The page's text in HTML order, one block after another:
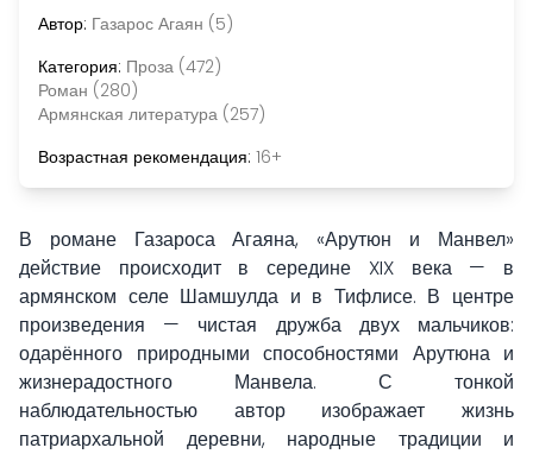
Автор: Газарос Агаян (5)
Категория: Проза (472)
Роман (280)
Армянская литература (257)
Возрастная рекомендация: 16+
В романе Газароса Агаяна, «Арутюн и Манвел»
действие происходит в середине XIX века — в
армянском селе Шамшулда и в Тифлисе. В центре
произведения — чистая дружба двух мальчиков:
одарённого природными способностями Арутюна и
жизнерадостного Манвела. С тонкой
наблюдательностью автор изображает жизнь
патриархальной деревни, народные традиции и